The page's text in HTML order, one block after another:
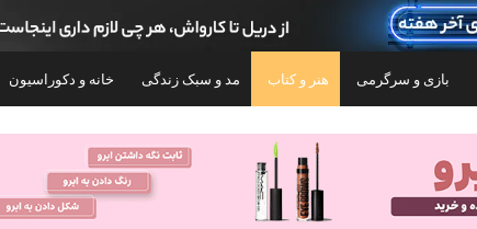
بازی و سرگرمی هنر و کتاب مد و سبک زندگی خانه و دکوراسیون